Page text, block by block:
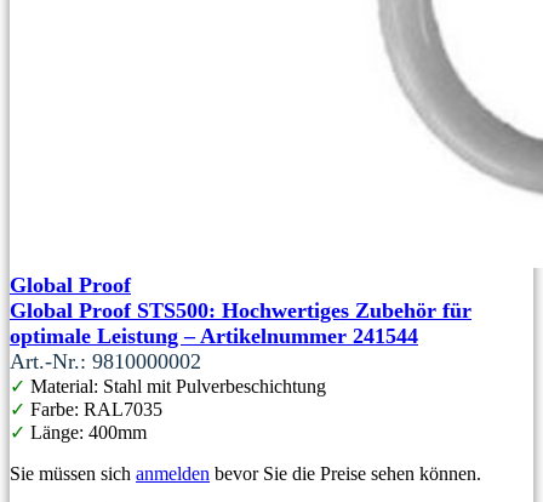
Global Proof
Global Proof STS500: Hochwertiges Zubehör für
optimale Leistung – Artikelnummer 241544
Art.-Nr.: 9810000002
✓ Material: Stahl mit Pulverbeschichtung
✓ Farbe: RAL7035
✓ Länge: 400mm
Sie müssen sich anmelden bevor Sie die Preise sehen können.